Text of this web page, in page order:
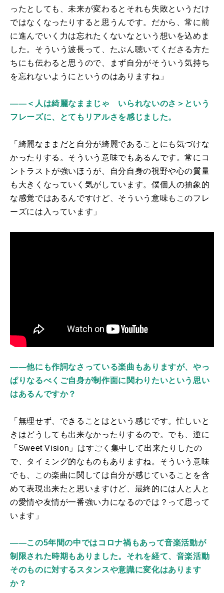
ったとしても、未来が変わるとそれも失敗というだけ
ではなくなったりすると思うんです。だから、常に前
に進んでいく力は忘れたくないなという想いを込めま
した。そういう波長って、たぶん聴いてくださる方た
ちにも伝わると思うので、まず自分がそういう気持ち
を忘れないようにというのはありますね」
――＜人は綺麗なままじゃ いられないのさ＞という
フレーズに、とてもリアルさを感じました。
「綺麗なままだと自分が綺麗であることにも気づけな
かったりする。そういう意味でもあるんです。常にコ
ントラストが強いほうが、自分自身の視野や心の質量
も大きくなっていく気がしています。僕個人の抽象的
な感覚ではあるんですけど、そういう意味もこのフレ
ーズには入っています」
――他にも作詞なさっている楽曲もありますが、やっ
ぱりなるべくご自身が制作面に関わりたいという思い
はあるんですか？
「無理せず、できることはという感じです。忙しいと
きはどうしても出来なかったりするので。でも、逆に
「Sweet Vision」はすごく集中して出来たりしたの
で、タイミング的なものもありますね。そういう意味
でも、この楽曲に関しては自分が感じていることを含
めて表現出来たと思いますけど、最終的には人と人と
の愛情や友情が一番強い力になるのでは？って思って
います」
――この5年間の中ではコロナ禍もあって音楽活動が
制限された時期もありました。それを経て、音楽活動
そのものに対するスタンスや意識に変化はあります
か？